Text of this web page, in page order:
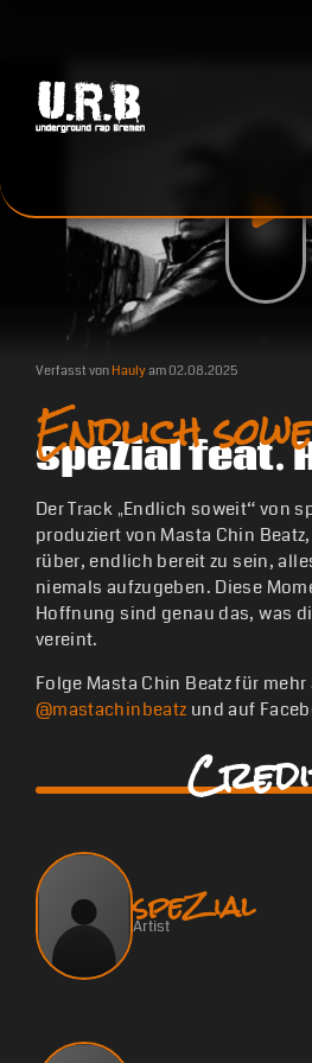
Verfasst vonHaulyam02.08.2025
Endlich
speZial feat.
Der Track „Endlich soweit“ von
produziert von Masta Chin
rüber, endlich bereit zu sein,
niemals aufzugeben. Diese
Hoffnung sind genau das, was
vereint.
Folge Masta Chin Beatz für
@mastachinbeatz und auf
speZial
Artist